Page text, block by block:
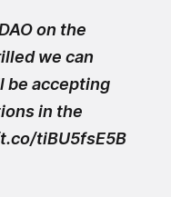
on the
we can
be accepting
in the
tiBU5fsE5B